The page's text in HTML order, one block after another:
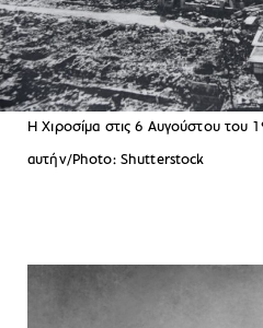
Η Χιροσίμα στις 6 Αυγούστου του
αυτήν/Photo: Shutterstock